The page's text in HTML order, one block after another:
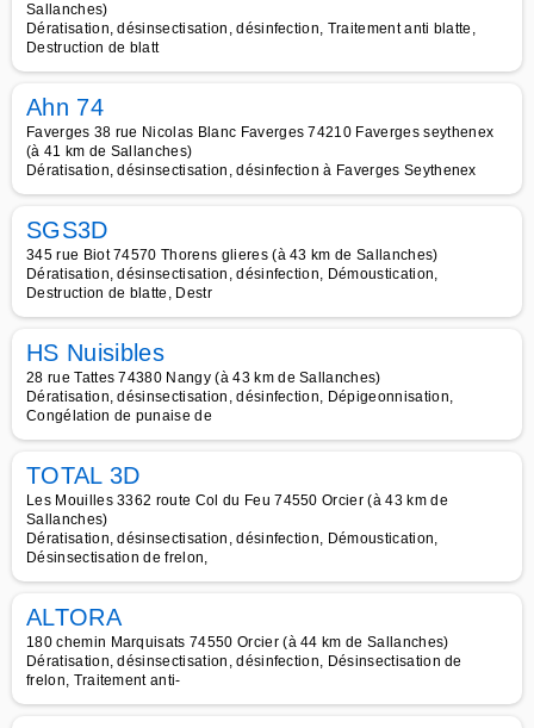
Sallanches)
Dératisation, désinsectisation, désinfection, Traitement anti blatte,
Destruction de blatt
Ahn 74
Faverges 38 rue Nicolas Blanc Faverges 74210 Faverges seythenex
(à 41 km de Sallanches)
Dératisation, désinsectisation, désinfection à Faverges Seythenex
SGS3D
345 rue Biot 74570 Thorens glieres (à 43 km de Sallanches)
Dératisation, désinsectisation, désinfection, Démoustication,
Destruction de blatte, Destr
HS Nuisibles
28 rue Tattes 74380 Nangy (à 43 km de Sallanches)
Dératisation, désinsectisation, désinfection, Dépigeonnisation,
Congélation de punaise de
TOTAL 3D
Les Mouilles 3362 route Col du Feu 74550 Orcier (à 43 km de
Sallanches)
Dératisation, désinsectisation, désinfection, Démoustication,
Désinsectisation de frelon,
ALTORA
180 chemin Marquisats 74550 Orcier (à 44 km de Sallanches)
Dératisation, désinsectisation, désinfection, Désinsectisation de
frelon, Traitement anti-